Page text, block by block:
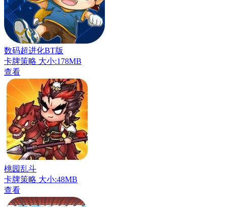
数码超进化BT版
卡牌策略 大小:178MB
查看
桃园乱斗
卡牌策略 大小:48MB
查看